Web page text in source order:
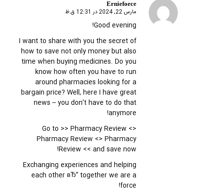
Erniefoece
گفته:
مارس 22, 2024 در 12:31 ق.ظ
Good evening!
I want to share with you the secret of
how to save not only money but also
time when buying medicines. Do you
know how often you have to run
around pharmacies looking for a
bargain price? Well, here I have great
news – you don’t have to do that
anymore!
Go to >>Pharmacy Review <>
Pharmacy Review <>Pharmacy
Review << and save now!
Exchanging experiences and helping
each other вЂ“ together we are a
force!